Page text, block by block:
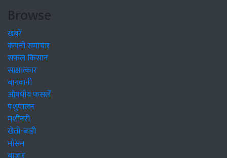
Browse
खबरें
कंपनी समाचार
सफल किसान
साक्षात्कार
बागवानी
औषधीय फसलें
पशुपालन
मशीनरी
खेती-बाड़ी
मौसम